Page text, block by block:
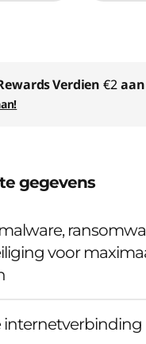
Verdien€2
gegevens
voor
internetverbinding